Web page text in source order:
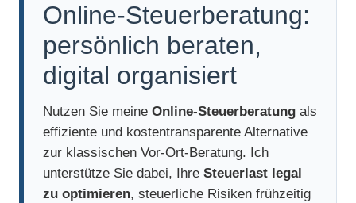
Online-Steuerberatung:
persönlich beraten,
digital organisiert
Nutzen Sie meine Online-Steuerberatung als
effiziente und kostentransparente Alternative
zur klassischen Vor-Ort-Beratung. Ich
unterstütze Sie dabei, Ihre Steuerlast legal
zu optimieren, steuerliche Risiken frühzeitig